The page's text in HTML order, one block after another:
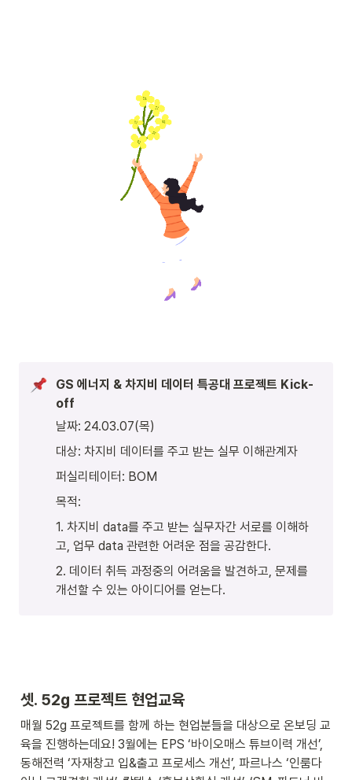
GS 에너지 & 차지비 데이터 특공대 프로젝트 Kick-
off
날짜: 24.03.07(목)
대상: 차지비 데이터를 주고 받는 실무 이해관계자
퍼실리테이터: BOM
목적:
1. 차지비 data를 주고 받는 실무자간 서로를 이해하
고, 업무 data 관련한 어려운 점을 공감한다.
2. 데이터 취득 과정중의 어려움을 발견하고, 문제를
개선할 수 있는 아이디어를 얻는다.
셋. 52g 프로젝트 현업교육
매월 52g 프로젝트를 함께 하는 현업분들을 대상으로 온보딩 교
육을 진행하는데요! 3월에는 EPS ‘바이오매스 튜브이력 개선’,
동해전력 ‘자재창고 입&출고 프로세스 개선’, 파르나스 ‘인룸다